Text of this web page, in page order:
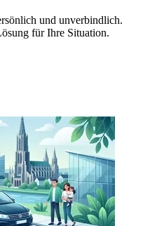
und unverbindlich.
für Ihre Situation.